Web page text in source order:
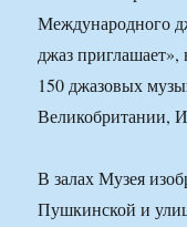
Международного
джаз приглашает»,
150 джазовых
Великобритании,
В залах Музея
Пушкинской и